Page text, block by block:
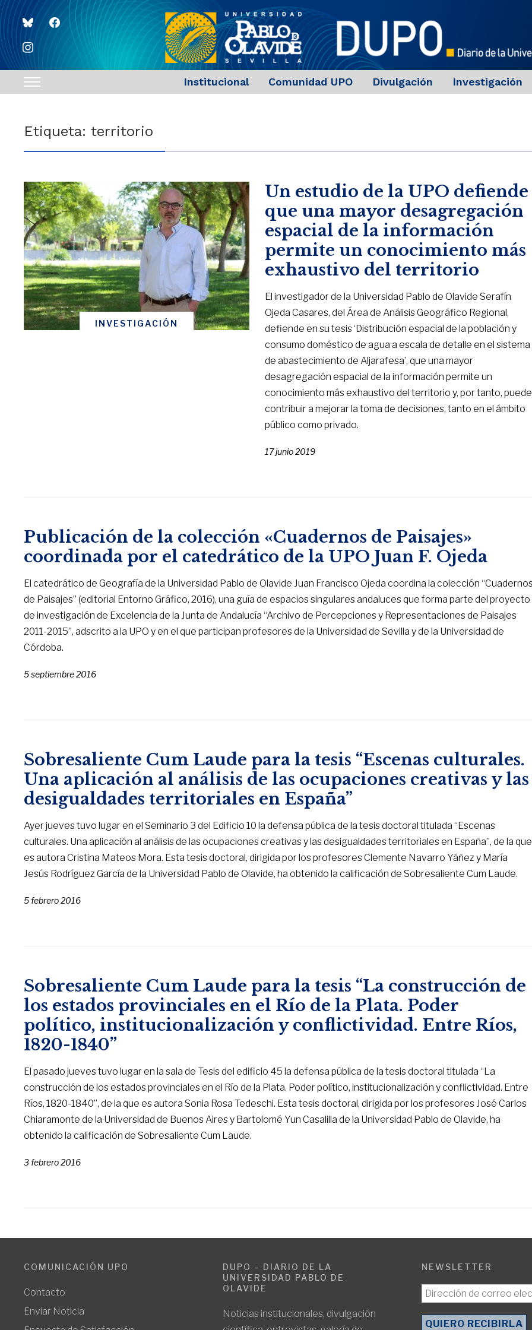
blueskyfacebook
instagram
Toggle
navigation
Institucional Comunidad UPO Divulgación Investigación
Etiqueta:territorio
INVESTIGACIÓN
Un estudio de la UPO defiende
que una mayor desagregación
espacial de la información
permite un conocimiento más
exhaustivo del territorio
El investigador de la Universidad Pablo de Olavide Serafín
Ojeda Casares, del Área de Análisis Geográfico Regional,
defiende en su tesis ‘Distribución espacial de la población y
consumo doméstico de agua a escala de detalle en el sistema
de abastecimiento de Aljarafesa’, que una mayor
desagregación espacial de la información permite un
conocimiento más exhaustivo del territorio y, por tanto, puede
contribuir a mejorar la toma de decisiones, tanto en el ámbito
público como privado.
17 junio 2019
Publicación de la colección «Cuadernos de Paisajes»
coordinada por el catedrático de la UPO Juan F. Ojeda
El catedrático de Geografía de la Universidad Pablo de Olavide Juan Francisco Ojeda coordina la colección
de Paisajes” (editorial Entorno Gráfico, 2016), una guía de espacios singulares andaluces que forma parte del proyecto
de investigación de Excelencia de la Junta de Andalucía “Archivo de Percepciones y Representaciones de Paisajes
2011-2015”, adscrito a la UPO y en el que participan profesores de la Universidad de Sevilla y de la Universidad de
Córdoba.
5 septiembre 2016
Sobresaliente Cum Laude para la tesis “Escenas culturales.
Una aplicación al análisis de las ocupaciones creativas y las
desigualdades territoriales en España”
Ayer jueves tuvo lugar en el Seminario 3 del Edificio 10 la defensa pública de la tesis doctoral titulada “Escenas
culturales. Una aplicación al análisis de las ocupaciones creativas y las desigualdades territoriales en España”, de la que
es autora Cristina Mateos Mora. Esta tesis doctoral, dirigida por los profesores Clemente Navarro Yáñez y María
Jesús Rodríguez García de la Universidad Pablo de Olavide, ha obtenido la calificación de Sobresaliente Cum Laude.
5 febrero 2016
Sobresaliente Cum Laude para la tesis “La construcción de
los estados provinciales en el Río de la Plata. Poder
político, institucionalización y conflictividad. Entre Ríos,
1820-1840”
El pasado jueves tuvo lugar en la sala de Tesis del edificio 45 la defensa pública de la tesis doctoral titulada “La
construcción de los estados provinciales en el Río de la Plata. Poder político, institucionalización y conflictividad. Entre
Ríos, 1820-1840”, de la que es autora Sonia Rosa Tedeschi. Esta tesis doctoral, dirigida por los profesores José Carlos
Chiaramonte de la Universidad de Buenos Aires y Bartolomé Yun Casalilla de la Universidad Pablo de Olavide, ha
obtenido la calificación de Sobresaliente Cum Laude.
3 febrero 2016
COMUNICACIÓN UPO
Contacto
Enviar Noticia
DUPO – DIARIO DE LA
UNIVERSIDAD PABLO DE
OLAVIDE
Noticias institucionales, divulgación
NEWSLETTER